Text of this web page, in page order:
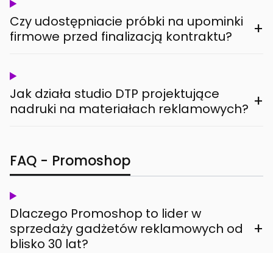
Czy udostępniacie próbki na upominki
firmowe przed finalizacją kontraktu?
+
Jak działa studio DTP projektujące
nadruki na materiałach reklamowych? +
FAQ - Promoshop
Dlaczego Promoshop to lider w
sprzedaży gadżetów reklamowych od
blisko 30 lat?
+